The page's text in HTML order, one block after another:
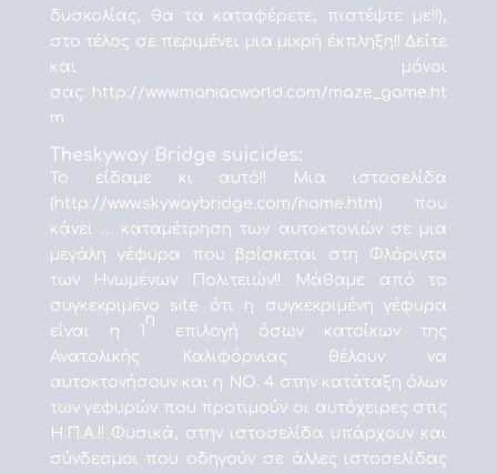
δυσκολίας, θα τα καταφέρετε, πιστέψτε με!!),
στο τέλος σε περιμένει μια μικρή έκπληξη!! Δείτε
και μόνοι
σας: http://www.maniacworld.com/maze_game.ht
m
Theskyway Bridge suicides:
Το είδαμε κι αυτό!! Μια ιστοσελίδα
(http://www.skywaybridge.com/home.htm) που
κάνει … καταμέτρηση των αυτοκτονιών σε μια
μεγάλη γέφυρα που βρίσκεται στη Φλόριντα
των Ηνωμένων Πολιτειών!! Μάθαμε από το
συγκεκριμένο site ότι η συγκεκριμένη γέφυρα
είναι η 1
η
επιλογή όσων κατοίκων της
Ανατολικής Καλιφόρνιας θέλουν να
αυτοκτονήσουν και η ΝΟ. 4 στην κατάταξη όλων
των γεφυρών που προτιμούν οι αυτόχειρες στις
Η.Π.Α.!! Φυσικά, στην ιστοσελίδα υπάρχουν και
σύνδεσμοι που οδηγούν σε άλλες ιστοσελίδας